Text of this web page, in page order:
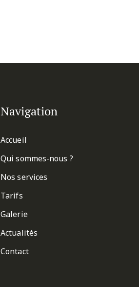
Navigation
Accueil
Qui sommes-nous ?
Nos services
Tarifs
Galerie
Actualités
Contact